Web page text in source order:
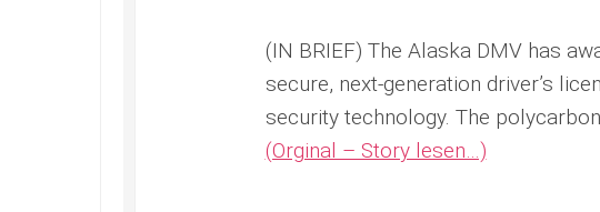
(IN BRIEF) The Alaska DMV has
secure, next-generation driver’s
security technology. The
(Orginal – Story lesen…)